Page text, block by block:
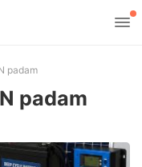
padam
padam